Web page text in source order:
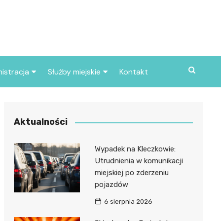
miasta
Służby miejskie
Policja
Kontakt
Aktualności
Wypadek na Kleczkowie:
Utrudnienia w komunikacji
miejskiej po zderzeniu
pojazdów
6 sierpnia 2026